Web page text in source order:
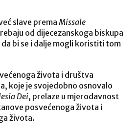
slave prema Missale
od dijecezanskoga biskupa
bi se i dalje mogli koristiti tom
života i društva
koje je svojedobno osnovalo
Dei, prelaze u mjerodavnost
posvećenoga života i
života.